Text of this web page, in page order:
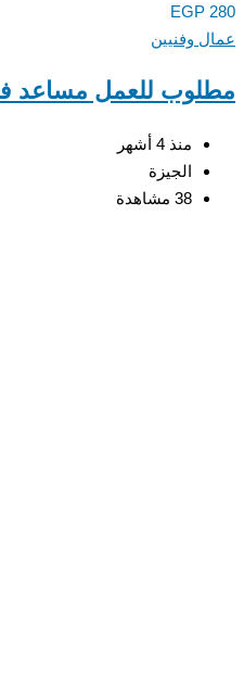
EGP
وفنيين
للعمل مساعد فنى 01095999314
منذ 4 أشهر
الجيزة